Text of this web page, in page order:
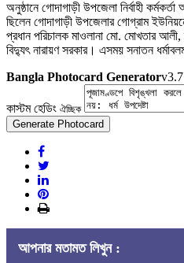
অনুষ্ঠানে গোদাগাড়ী উপজেলা নির্বাহী
ছিলেন গোদাগাড়ী উপজেলার গোগ্রাম
প্রধান পরিচালক মাওলানা মো. মোখতার আলী,
বিদ্যুৎ নারায়ণ সরকার। এসময় সনাতন
Bangla Photocard Generatorv3.7
কাস্টম হেডিং ঐচ্ছিক
Generate Photocard
আপনার মতামত লিখুন :